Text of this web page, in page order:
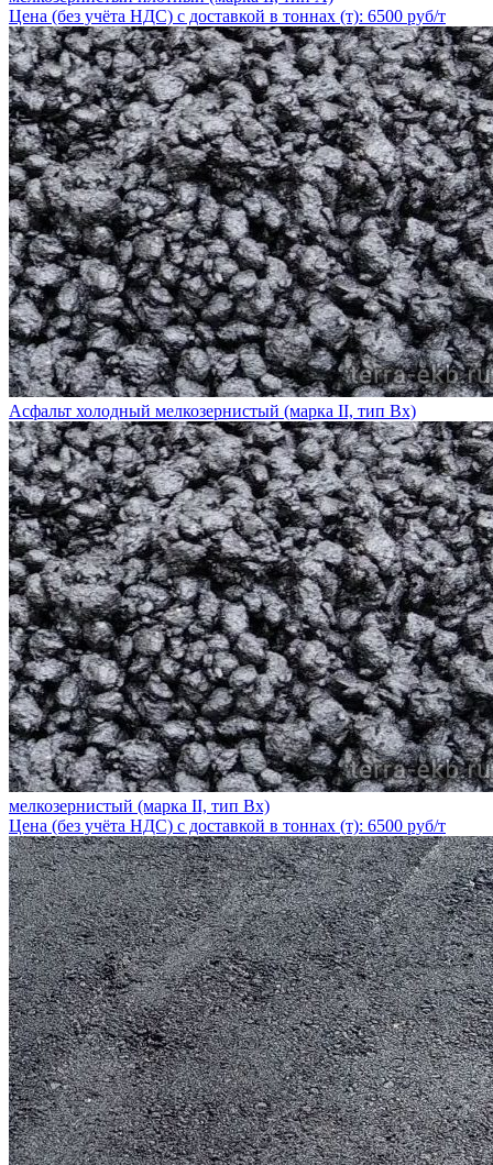
Цена (без учёта НДС) с доставкой в тоннах (т): 6500 руб/т
Асфальт холодный мелкозернистый (марка II, тип Вх)
мелкозернистый (марка II, тип Вх)
Цена (без учёта НДС) с доставкой в тоннах (т): 6500 руб/т